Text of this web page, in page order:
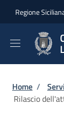
Regione
Home /
Rilascio